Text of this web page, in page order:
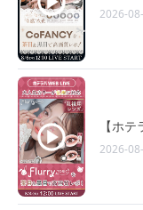
2026-
【ホ
2026-